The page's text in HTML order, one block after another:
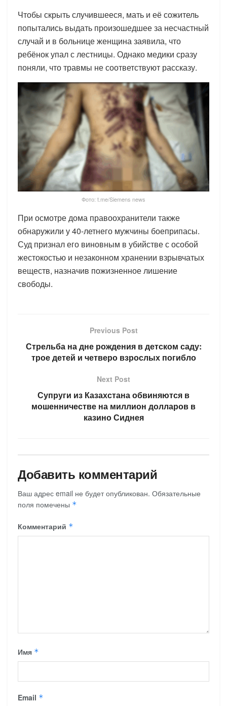
Чтобы скрыть случившееся, мать и её сожитель
попытались выдать произошедшее за несчастный
случай и в больнице женщина заявила, что
ребёнок упал с лестницы. Однако медики сразу
поняли, что травмы не соответствуют рассказу.
Фото: t.me/Siemens news
При осмотре дома правоохранители также
обнаружили у 40-летнего мужчины боеприпасы.
Суд признал его виновным в убийстве с особой
жестокостью и незаконном хранении взрывчатых
веществ, назначив пожизненное лишение
свободы.
Previous Post
Стрельба на дне рождения в детском саду:
трое детей и четверо взрослых погибло
Next Post
Супруги из Казахстана обвиняются в
мошенничестве на миллион долларов в
казино Сиднея
Добавить комментарий
Ваш адрес email не будет опубликован. Обязательные
поля помечены *
Комментарий *
Имя *
Email *